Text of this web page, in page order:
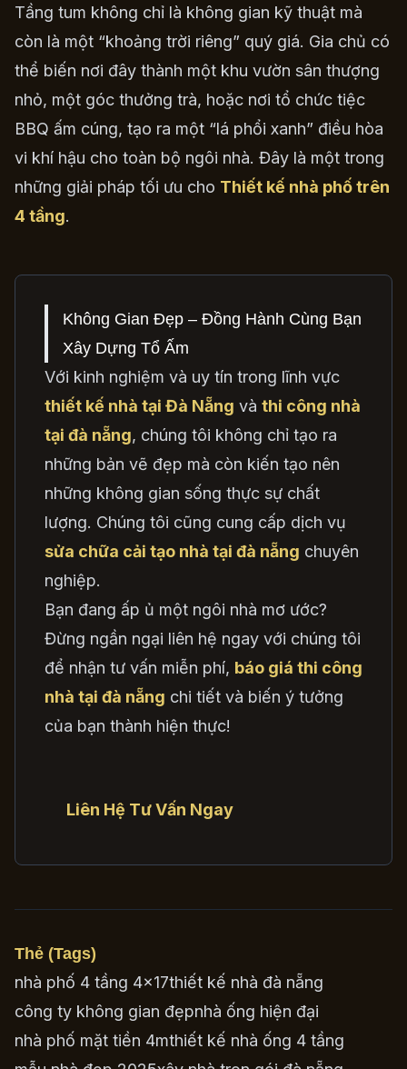
Tầng tum không chỉ là không gian kỹ thuật mà
còn là một “khoảng trời riêng” quý giá. Gia chủ có
thể biến nơi đây thành một khu vườn sân thượng
nhỏ, một góc thưởng trà, hoặc nơi tổ chức tiệc
BBQ ấm cúng, tạo ra một “lá phổi xanh” điều hòa
vi khí hậu cho toàn bộ ngôi nhà. Đây là một trong
những giải pháp tối ưu cho Thiết kế nhà phố trên
4 tầng.
Không Gian Đẹp – Đồng Hành Cùng Bạn
Xây Dựng Tổ Ấm
Với kinh nghiệm và uy tín trong lĩnh vực
thiết kế nhà tại Đà Nẵng và thi công nhà
tại đà nẵng, chúng tôi không chỉ tạo ra
những bản vẽ đẹp mà còn kiến tạo nên
những không gian sống thực sự chất
lượng. Chúng tôi cũng cung cấp dịch vụ
sửa chữa cải tạo nhà tại đà nẵng chuyên
nghiệp.
Bạn đang ấp ủ một ngôi nhà mơ ước?
Đừng ngần ngại liên hệ ngay với chúng tôi
để nhận tư vấn miễn phí, báo giá thi công
nhà tại đà nẵng chi tiết và biến ý tưởng
của bạn thành hiện thực!
Liên Hệ Tư Vấn Ngay
Thẻ (Tags)
nhà phố 4 tầng 4×17thiết kế nhà đà nẵng
công ty không gian đẹpnhà ống hiện đại
nhà phố mặt tiền 4mthiết kế nhà ống 4 tầng